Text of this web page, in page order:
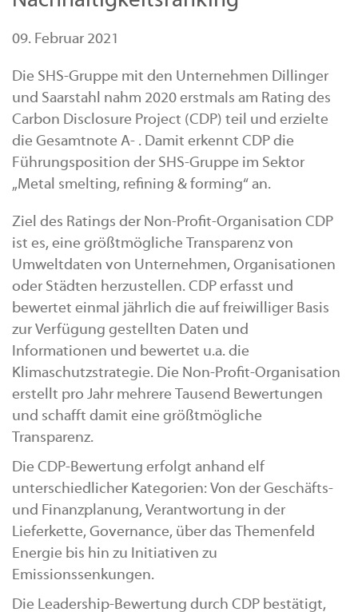
09. Februar 2021
Die SHS-Gruppe mit den Unternehmen Dillinger
und Saarstahl nahm 2020 erstmals am Rating des
Carbon Disclosure Project (CDP) teil und erzielte
die Gesamtnote A- . Damit erkennt CDP die
Führungsposition der SHS-Gruppe im Sektor
„Metal smelting, refining & forming“ an.
Ziel des Ratings der Non-Profit-Organisation CDP
ist es, eine größtmögliche Transparenz von
Umweltdaten von Unternehmen, Organisationen
oder Städten herzustellen. CDP erfasst und
bewertet einmal jährlich die auf freiwilliger Basis
zur Verfügung gestellten Daten und
Informationen und bewertet u.a. die
Klimaschutzstrategie. Die Non-Profit-Organisation
erstellt pro Jahr mehrere Tausend Bewertungen
und schafft damit eine größtmögliche
Transparenz.
Die CDP-Bewertung erfolgt anhand elf
unterschiedlicher Kategorien: Von der Geschäfts-
und Finanzplanung, Verantwortung in der
Lieferkette, Governance, über das Themenfeld
Energie bis hin zu Initiativen zu
Emissionssenkungen.
Die Leadership-Bewertung durch CDP bestätigt,